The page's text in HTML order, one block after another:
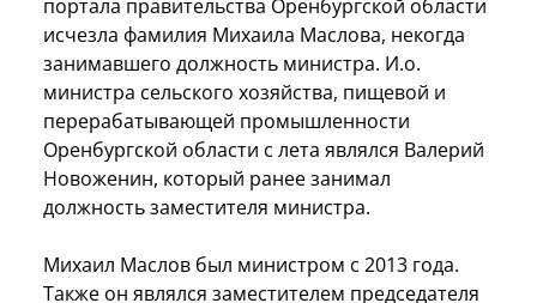
портала правительства Оренбургской области
исчезла фамилия Михаила Маслова, некогда
занимавшего должность министра. И.о.
министра сельского хозяйства, пищевой и
перерабатывающей промышленности
Оренбургской области с лета являлся Валерий
Новоженин, который ранее занимал
должность заместителя министра.
Михаил Маслов был министром с 2013 года.
Также он являлся заместителем председателя